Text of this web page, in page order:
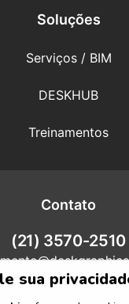
Soluções
Serviços / BIM
DESKHUB
Treinamentos
Contato
(21) 3570-2510
Atendimento